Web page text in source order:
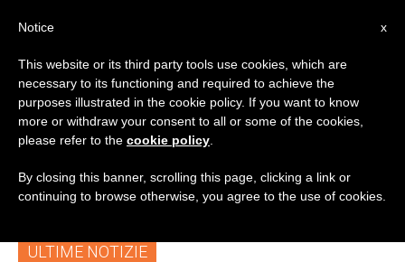
TAG
Posts Tagged ‘child
Abuse’
ULTIME NOTIZIE
x
Notice
This website or its third party tools use cookies, which are
necessary to its functioning and required to achieve the
purposes illustrated in the cookie policy. If you want to know
more or withdraw your consent to all or some of the cookies,
please refer to the cookie policy
By closing this banner, scrolling this page, clicking a link or
continuing to browse otherwise, you agree to the use of cookies.